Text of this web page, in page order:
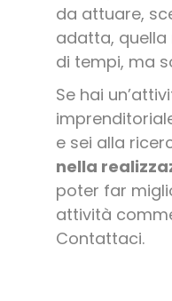
da attuare,
adatta,
di tempi, ma
Se hai
e sei alla
nella
poter far
attività
Contattaci.